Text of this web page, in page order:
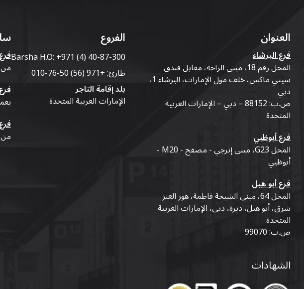
العنوان
فرع البرشاء
المحل رقم 18، مبنى الراحة، مقابل فندق
سيتي ماكس، خلف مول الإمارات، البرشاء 1،
دبي
ص.ب: 88152 – دبي – الإمارات العربية
المتحدة
فرع أبوظبي
المحل G23، مبنى إنرجي - مصفح - M20 -
أبوظبي
فرع أبو هيل
المحل 64، مبنى الشيخة فاطمة، هور العنز
شرق، أبو هيل، ديرة، دبي، الإمارات العربية
المتحدة
ص.ب: 99070
الفروع
Barsha H.O:+971 (4) 40-87-300
طارئ:+971 (56) 50-76-010
بلد إقامة التاجر
الإمارات العربية المتحدة
من
من
الشهادات